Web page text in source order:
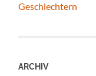
Geschlechtern
ARCHIV